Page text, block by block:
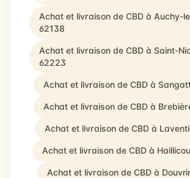
Achat et livraison de CBD à Auchy-
62138
Achat et livraison de CBD à Saint-
62223
Achat et livraison de CBD à
Achat et livraison de CBD à
Achat et livraison de CBD à
Achat et livraison de CBD à
Achat et livraison de CBD à